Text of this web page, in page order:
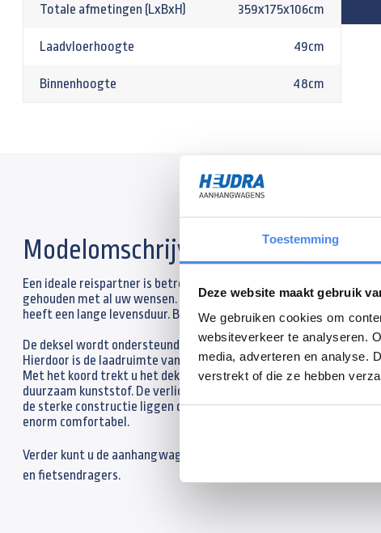
Toestemming
Deze website maakt gebruik
We gebruiken cookies om
websiteverkeer te analyseren.
media, adverteren en analyse.
verstrekt of die ze hebben
Totale afmetingen (LxBxH) 359x175x106cm
Laadvloerhoogte 49cm
Binnenhoogte 48cm
Modelomschrijving
Een ideale reispartner is betrouwbaar, zo ook de bagagewagens
gehouden met al uw wensen. Hierdoor is deze aanhangwagen
heeft een lange levensduur. Bovendien zijn de Anssems
De deksel wordt ondersteund door sterke gasveren en heeft een
Hierdoor is de laadruimte vanaf beide zijden en de achterkant
Met het koord trekt u het deksel eenvoudig dicht. De
duurzaam kunststof. De verlichting, neuswiel, assen, koppeling en
de sterke constructie liggen de enkelas bagagewagens goed op
enorm comfortabel.
Verder kunt u de aanhangwagen compleet maken met een slot,
en fietsendragers.